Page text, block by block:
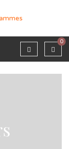
0